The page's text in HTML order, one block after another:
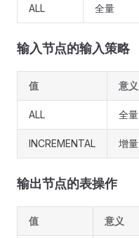
ALL 全量
输入节点的输入策略
值 意义
ALL 全量
INCREMENTAL 增量
输出节点的表操作
值 意义